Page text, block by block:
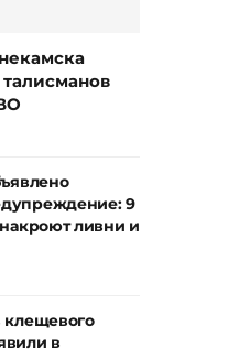
9
ливни и
клещевого
в